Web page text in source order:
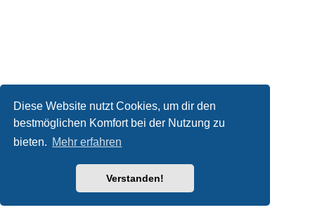
Diese Website nutzt Cookies, um dir den
bestmöglichen Komfort bei der Nutzung zu
bieten. Mehr erfahren
Verstanden!